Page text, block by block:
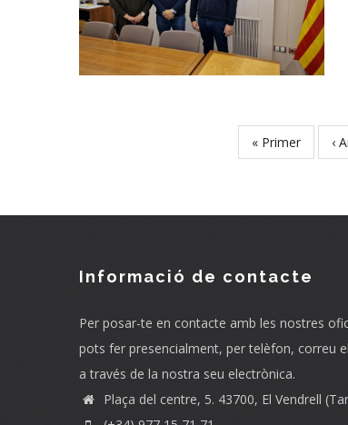
Fomentar L'ús
D'energia
Renovable
First
page
« Primer ‹
Informació de contacte
Per posar-te en contacte amb les nostres
pots fer presencialment, per telèfon, correu
a través de la nostra seu electrònica.
Plaça del centre, 5. 43700, El Vendrell